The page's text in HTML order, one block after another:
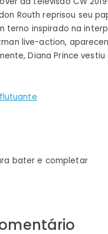
Routh reprisou seu
terno inspirado na
live-action,
Diana Prince
bater e completar